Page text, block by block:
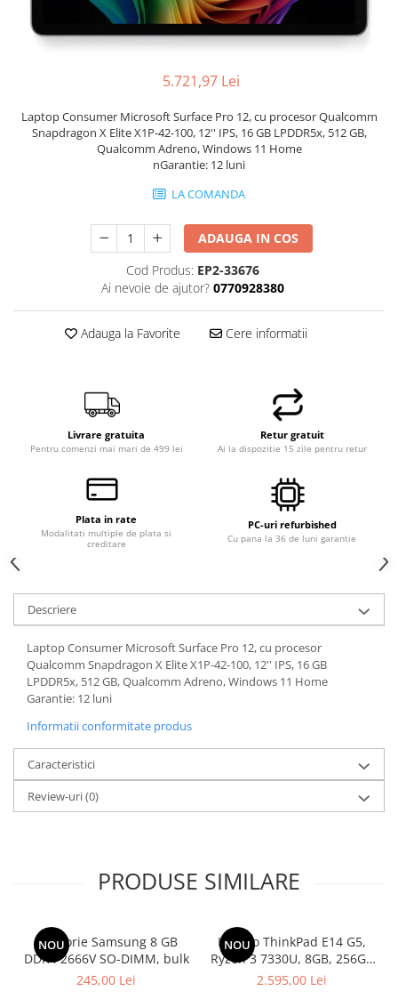
Incarcatoare laptop
Incarcatoare laptop refurbished
Coolere
Surse PC
Ventilatoare carcasa
Componente Renew/Refurbished
Placi de baza REFURBISHED
Calculatoare All-in-One NOI
All-in-One REFURBISHED
Calculatoare All-in-One RENEW
Componente All-in-One
5.721,97 Lei
Laptop Consumer Microsoft Surface Pro 12, cu procesor Qualcomm
Snapdragon X Elite X1P-42-100, 12'' IPS, 16 GB LPDDR5x, 512 GB,
Qualcomm Adreno, Windows 11 Home
nGarantie: 12 luni
LA COMANDA
ADAUGA IN COS
Cod Produs: EP2-33676
Ai nevoie de ajutor? 0770928380
Adauga la Favorite Cere informatii
Livrare gratuita
Pentru comenzi mai mari de 499 lei
Retur gratuit
Ai la dispozitie 15 zile pentru retur
Plata in rate
Modalitati multiple de plata si
creditare
PC-uri refurbished
Cu pana la 36 de luni garantie
Descriere
Laptop Consumer Microsoft Surface Pro 12, cu procesor
Qualcomm Snapdragon X Elite X1P-42-100, 12'' IPS, 16 GB
LPDDR5x, 512 GB, Qualcomm Adreno, Windows 11 Home
Garantie: 12 luni
Informatii conformitate produs
Caracteristici
Review-uri(0)
PRODUSE SIMILARE
NOU
Memorie Samsung 8 GB
DDR4 2666V SO-DIMM, bulk
245,00 Lei
NOU
Lenovo ThinkPad E14 G5,
Ryzen 3 7330U, 8GB, 256GB
SSD, Win 11 Pro
2.595,00 Lei